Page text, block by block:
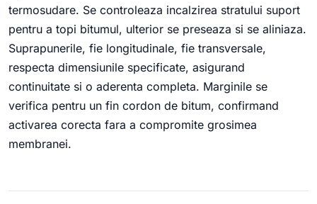
termosudare. Se controleaza incalzirea stratului suport
pentru a topi bitumul, ulterior se preseaza si se aliniaza.
Suprapunerile, fie longitudinale, fie transversale,
respecta dimensiunile specificate, asigurand
continuitate si o aderenta completa. Marginile se
verifica pentru un fin cordon de bitum, confirmand
activarea corecta fara a compromite grosimea
membranei.